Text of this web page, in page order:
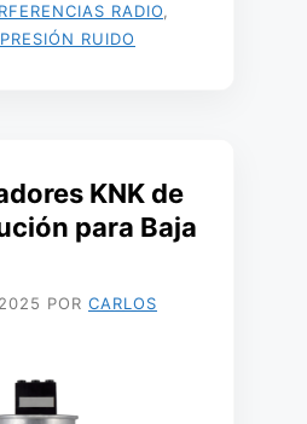
RADIO
RUIDO
KNK de
para Baja
POR CARLOS